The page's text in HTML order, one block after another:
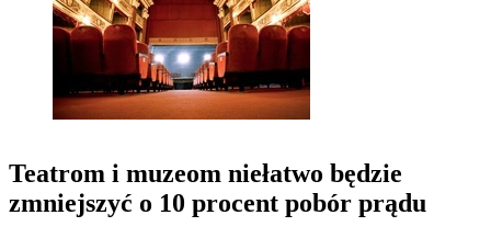
Teatrom i muzeom niełatwo będzie
zmniejszyć o 10 procent pobór prądu